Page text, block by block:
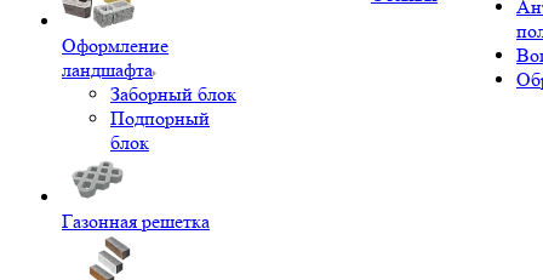
Оформление
ландшафта
Заборный блок
Подпорный
блок
Газонная решетка